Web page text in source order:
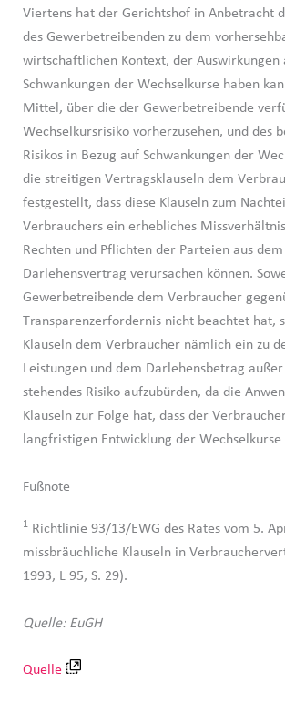
Viertens hat der Gerichtshof in Anbetracht
des Gewerbetreibenden zu dem
wirtschaftlichen Kontext, der Auswirkungen
Schwankungen der Wechselkurse haben
Mittel, über die der Gewerbetreibende
Wechselkursrisiko vorherzusehen, und des
Risikos in Bezug auf Schwankungen der
die streitigen Vertragsklauseln dem
festgestellt, dass diese Klauseln zum
Verbrauchers ein erhebliches
Rechten und Pflichten der Parteien aus dem
Darlehensvertrag verursachen können.
Gewerbetreibende dem Verbraucher
Transparenzerfordernis nicht beachtet hat,
Klauseln dem Verbraucher nämlich ein zu
Leistungen und dem Darlehensbetrag
stehendes Risiko aufzubürden, da die
Klauseln zur Folge hat, dass der
langfristigen Entwicklung der Wechselkurse
Fußnote
1Richtlinie 93/13/EWG des Rates vom 5.
missbräuchliche Klauseln in
1993, L 95, S. 29).
Quelle: EuGH
Quelle